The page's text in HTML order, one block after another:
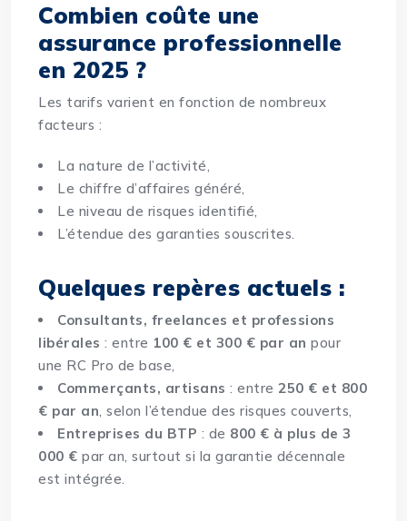
Combien coûte une
assurance professionnelle
en 2025 ?
Les tarifs varient en fonction de nombreux
facteurs :
La nature de l’activité,
Le chiffre d’affaires généré,
Le niveau de risques identifié,
L’étendue des garanties souscrites.
Quelques repères actuels :
Consultants, freelances et professions
libérales : entre 100 € et 300 € par an pour
une RC Pro de base,
Commerçants, artisans : entre250 € et 800
€ par an, selon l’étendue des risques couverts,
Entreprises du BTP : de 800 € à plus de 3
000 € par an, surtout si la garantie décennale
est intégrée.